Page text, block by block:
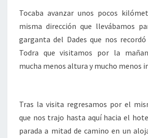
Tocaba avanzar unos pocos
misma dirección que llevábamos
garganta del Dades que nos
Todra que visitamos por la
mucha menos altura y mucho menos
Tras la visita regresamos por el
que nos trajo hasta aquí hacia el
parada a mitad de camino en un